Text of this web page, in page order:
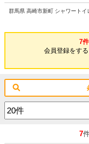
群馬県 高崎市新町 シャワートイ
7件
会員登録をす
7